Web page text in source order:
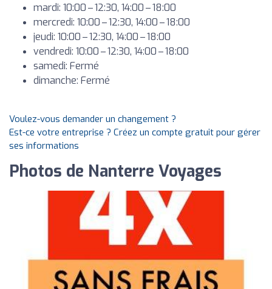
mardi: 10:00 – 12:30, 14:00 – 18:00
mercredi: 10:00 – 12:30, 14:00 – 18:00
jeudi: 10:00 – 12:30, 14:00 – 18:00
vendredi: 10:00 – 12:30, 14:00 – 18:00
samedi: Fermé
dimanche: Fermé
Voulez-vous demander un changement ?
Est-ce votre entreprise ? Créez un compte gratuit pour gérer
ses informations
Photos de Nanterre Voyages